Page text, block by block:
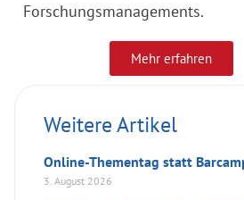
Forschungsmanagements.
Mehr erfahren
Weitere Artikel
Online-Thementag statt
3. August 2026